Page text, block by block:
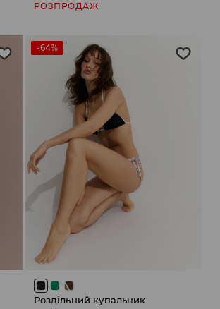
РОЗПРОДАЖ
-64%
Роздільний купальник